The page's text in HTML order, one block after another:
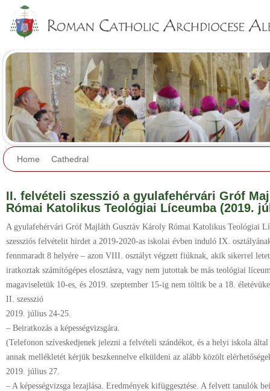
Home Cathedral
II. felvételi szesszió a gyulafehérvári Gróf
Római Katolikus Teológiai Líceumba (2019.
A gyulafehérvári Gróf Majláth Gusztáv Károly Római Katolikus Teológiai
szessziós felvételit hirdet a 2019-2020-as iskolai évben induló IX.
fennmaradt 8 helyére – azon VIII. osztályt végzett fiúknak, akik sikerrel
iratkoztak számítógépes elosztásra, vagy nem jutottak be más teológiai
magaviseletük 10-es, és 2019. szeptember 15-ig nem töltik be a 18.
II. szesszió
2019. július 24-25.
– Beiratkozás a képességvizsgára.
(Telefonon szíveskedjenek jelezni a felvételi szándékot, és a helyi iskola
annak mellékletét kérjük beszkennelve elküldeni az alább közölt
2019. július 27.
– A képességvizsga lezajlása. Eredmények kifüggesztése. A felvett tanulók